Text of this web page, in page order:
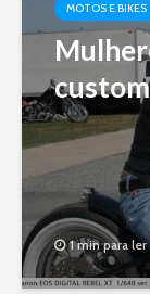
MOTOS E BIKES
custom
1 min para ler